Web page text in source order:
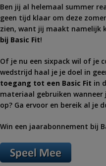
Ben jij al helemaal summer
geen tijd klaar om deze
zien, want jij maakt namelijk
bij Basic Fit!
Of je nu een sixpack wil of je
wedstrijd haal je je doel in
toegang tot een Basic Fit in
materiaal gebruiken
op? Ga ervoor en bereik al je
Win een jaarabonnement bij